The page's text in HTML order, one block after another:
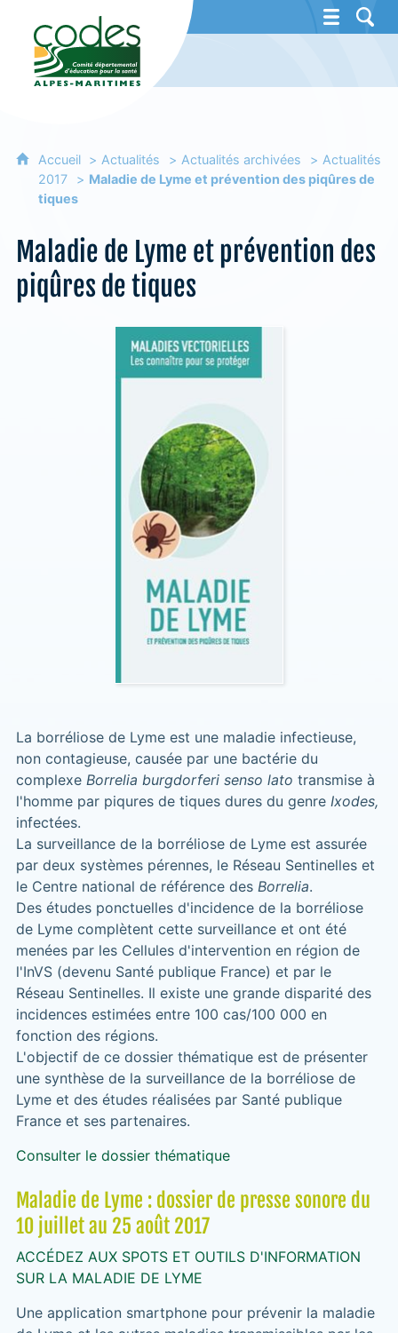
CoDES 06 - Comité départemental
Accueil Actualités Actualités archivées
Actualités
2017
Maladie de Lyme et prévention des piqûres de
tiques
Maladie de Lyme et prévention des
piqûres de tiques
La borréliose de Lyme est une maladie infectieuse,
non contagieuse, causée par une bactérie du
complexe Borrelia burgdorferi senso lato transmise à
l'homme par piqures de tiques dures du genre Ixodes,
infectées.
La surveillance de la borréliose de Lyme est assurée
par deux systèmes pérennes, le Réseau Sentinelles et
le Centre national de référence des Borrelia.
Des études ponctuelles d'incidence de la borréliose
de Lyme complètent cette surveillance et ont été
menées par les Cellules d'intervention en région de
l'InVS (devenu Santé publique France) et par le
Réseau Sentinelles. Il existe une grande disparité des
incidences estimées entre 100 cas/100 000 en
fonction des régions.
L'objectif de ce dossier thématique est de présenter
une synthèse de la surveillance de la borréliose de
Lyme et des études réalisées par Santé publique
France et ses partenaires.
Consulter le dossier thématique
Maladie de Lyme : dossier de presse sonore du
10 juillet au 25 août 2017
ACCÉDEZ AUX SPOTS ET OUTILS D'INFORMATION
SUR LA MALADIE DE LYME
Une application smartphone pour prévenir la maladie